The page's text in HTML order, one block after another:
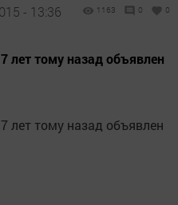
- 13:36 1163 0 0
лет тому назад объявлен
лет тому назад объявлен